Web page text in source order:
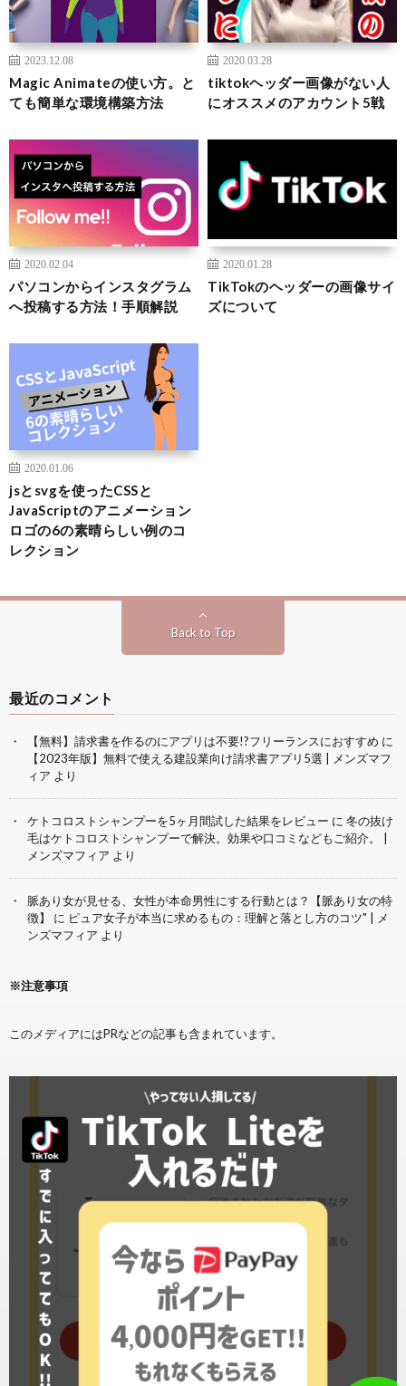
2023.12.08
Magic Animateの使い方。と
ても簡単な環境構築方法
2020.03.28
tiktokヘッダー画像がない人
にオススメのアカウント5戦
2020.02.04
パソコンからインスタグラム
へ投稿する方法！手順解説
2020.01.28
TikTokのヘッダーの画像サイ
ズについて
2020.01.06
jsとsvgを使ったCSSと
JavaScriptのアニメーション
ロゴの6の素晴らしい例のコ
レクション
Back to Top
最近のコメント
【無料】請求書を作るのにアプリは不要!?フリーランスにおすすめ に
【2023年版】無料で使える建設業向け請求書アプリ5選 | メンズマフ
ィア より
ケトコロストシャンプーを5ヶ月間試した結果をレビュー に 冬の抜け
毛はケトコロストシャンプーで解決。効果や口コミなどもご紹介。 |
メンズマフィア より
脈あり女が見せる、女性が本命男性にする行動とは？【脈あり女の特
徴】
に ピュア女子が本当に求めるもの：理解と落とし方のコツ" | メ
ンズマフィア より
※注意事項
このメディアにはPRなどの記事も含まれています。